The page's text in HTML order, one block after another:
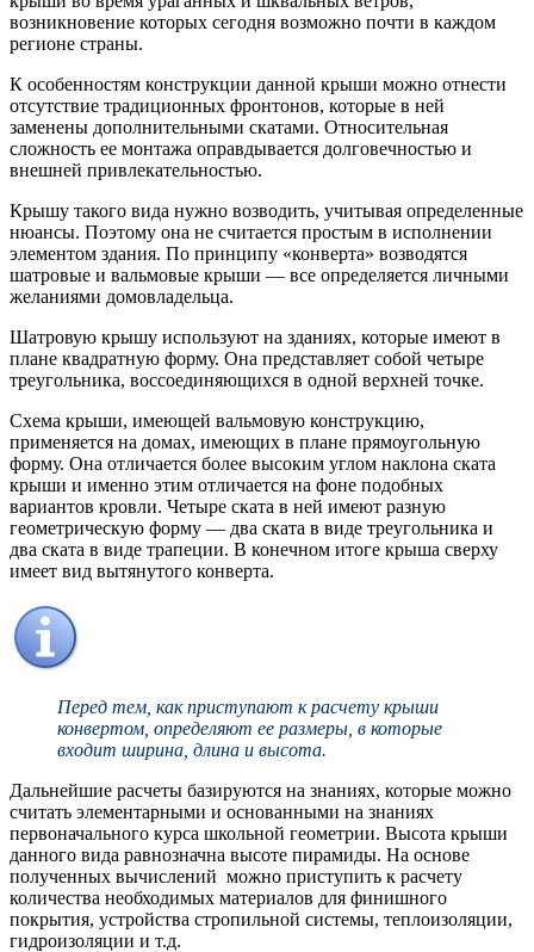
возникновение которых сегодня возможно почти в каждом
регионе страны.
К особенностям конструкции данной крыши можно отнести
отсутствие традиционных фронтонов, которые в ней
заменены дополнительными скатами. Относительная
сложность ее монтажа оправдывается долговечностью и
внешней привлекательностью.
Крышу такого вида нужно возводить, учитывая определенные
нюансы. Поэтому она не считается простым в исполнении
элементом здания. По принципу «конверта» возводятся
шатровые и вальмовые крыши — все определяется личными
желаниями домовладельца.
Шатровую крышу используют на зданиях, которые имеют в
плане квадратную форму. Она представляет собой четыре
треугольника, воссоединяющихся в одной верхней точке.
Схема крыши, имеющей вальмовую конструкцию,
применяется на домах, имеющих в плане прямоугольную
форму. Она отличается более высоким углом наклона ската
крыши и именно этим отличается на фоне подобных
вариантов кровли. Четыре ската в ней имеют разную
геометрическую форму — два ската в виде треугольника и
два ската в виде трапеции. В конечном итоге крыша сверху
имеет вид вытянутого конверта.
Перед тем, как приступают к расчету крыши
конвертом, определяют ее размеры, в которые
входит ширина, длина и высота.
Дальнейшие расчеты базируются на знаниях, которые можно
считать элементарными и основанными на знаниях
первоначального курса школьной геометрии. Высота крыши
данного вида равнозначна высоте пирамиды. На основе
полученных вычислений можно приступить к расчету
количества необходимых материалов для финишного
покрытия, устройства стропильной системы, теплоизоляции,
гидроизоляции и т.д.